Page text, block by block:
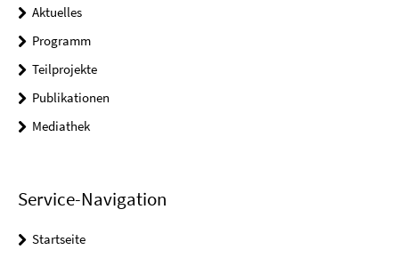
Aktuelles
Programm
Teilprojekte
Publikationen
Mediathek
Service-Navigation
Startseite